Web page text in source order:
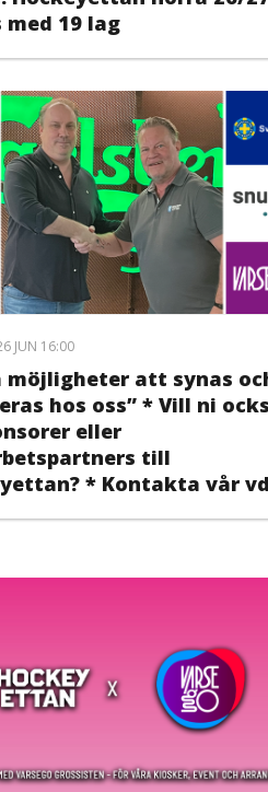
med 19 lag
JUN 16:00
möjligheter att synas
hos oss” * Vill ni
eller
till
* Kontakta vår